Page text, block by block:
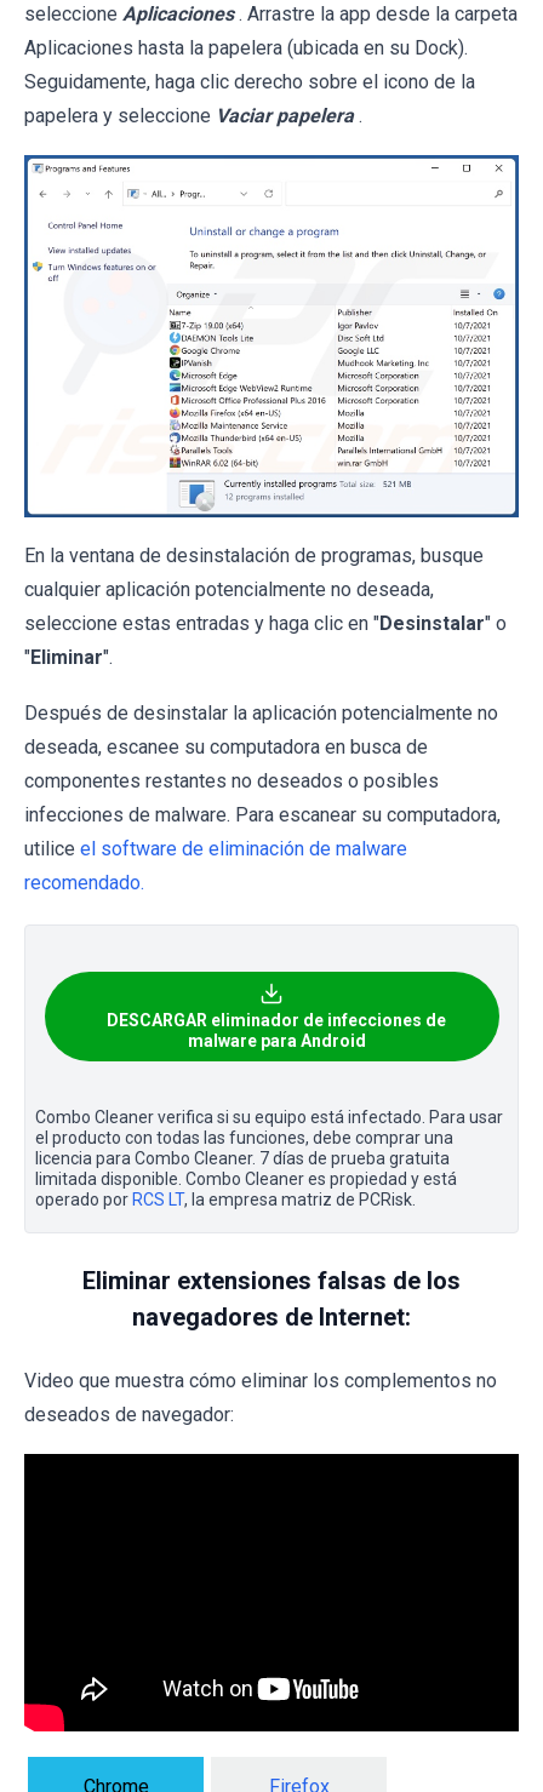
seleccione Aplicaciones . Arrastre la app desde la carpeta
Aplicaciones hasta la papelera (ubicada en su Dock).
Seguidamente, haga clic derecho sobre el icono de la
papelera y seleccione Vaciar papelera .
En la ventana de desinstalación de programas, busque
cualquier aplicación potencialmente no deseada,
seleccione estas entradas y haga clic en "Desinstalar" o
"Eliminar".
Después de desinstalar la aplicación potencialmente no
deseada, escanee su computadora en busca de
componentes restantes no deseados o posibles
infecciones de malware. Para escanear su computadora,
utilice el software de eliminación de malware
recomendado.
DESCARGAR eliminador de infecciones de
malware para Android
Combo Cleaner verifica si su equipo está infectado. Para usar
el producto con todas las funciones, debe comprar una
licencia para Combo Cleaner. 7 días de prueba gratuita
limitada disponible. Combo Cleaner es propiedad y está
operado por RCS LT, la empresa matriz de PCRisk.
Eliminar extensiones falsas de los
navegadores de Internet:
Video que muestra cómo eliminar los complementos no
deseados de navegador:
Chrome Firefox